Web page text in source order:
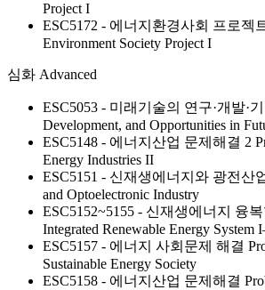
Project I
ESC5172 - 에너지환경사회 프로젝
Environment Society Project I
심화 Advanced
ESC5053 - 미래기술의 연구·개발·기
Development, and Opportunities in
ESC5148 - 에너지산업 문제해결 2
Energy Industries II
ESC5151 - 신재생에너지와 광전산
and Optoelectronic Industry
ESC5152~5155 - 신재생에너지 융
Integrated Renewable Energy System
ESC5157 - 에너지 사회문제 해결
Sustainable Energy Society
ESC5158 - 에너지산업 문제해결